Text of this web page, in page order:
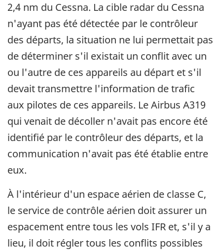
2,4 nm du Cessna. La cible radar du Cessna
n'ayant pas été détectée par le contrôleur
des départs, la situation ne lui permettait pas
de déterminer s'il existait un conflit avec un
ou l'autre de ces appareils au départ et s'il
devait transmettre l'information de trafic
aux pilotes de ces appareils. Le Airbus A319
qui venait de décoller n'avait pas encore été
identifié par le contrôleur des départs, et la
communication n'avait pas été établie entre
eux.
À l'intérieur d'un espace aérien de classe C,
le service de contrôle aérien doit assurer un
espacement entre tous les vols IFR et, s'il y a
lieu, il doit régler tous les conflits possibles